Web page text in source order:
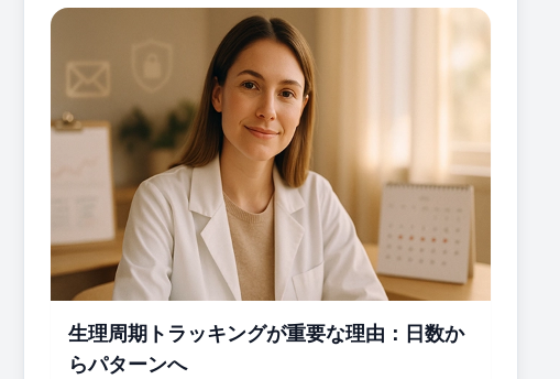
生理周期トラッキングが重要な理由：日数か
らパターンへ